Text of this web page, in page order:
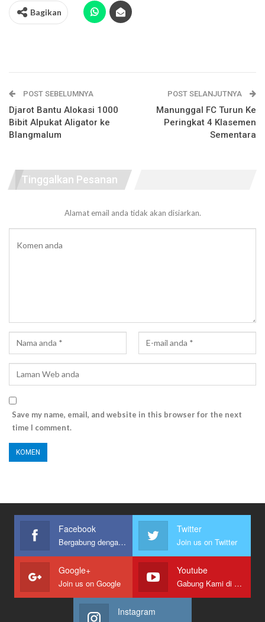
Bagikan
POST SEBELUMNYA
Djarot Bantu Alokasi 1000
Bibit Alpukat Aligator ke
Blangmalum
POST SELANJUTNYA
Manunggal FC Turun Ke
Peringkat 4 Klasemen
Sementara
Tinggalkan Pesanan
Alamat email anda tidak akan disiarkan.
Save my name, email, and website in this browser for the next
time I comment.
Facebook
Bergabung dengan kami
Twitter
Join us on Twitter
Google+
Join us on Google
Youtube
Gabung Kami di Youtube
Instagram